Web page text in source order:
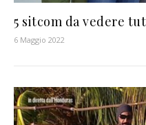
5 sitcom da vedere
6 Maggio 2022